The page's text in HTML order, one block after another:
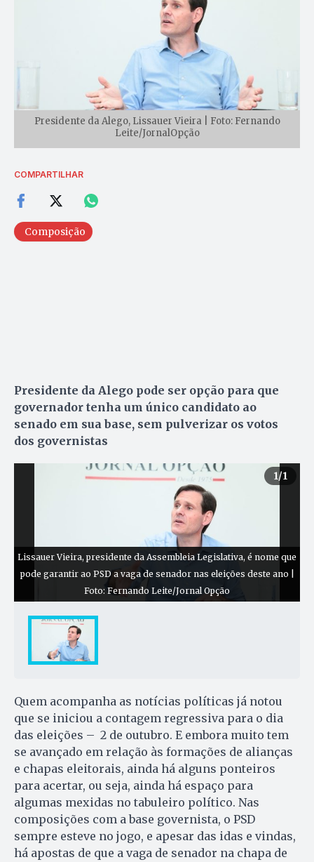
Presidente da Alego, Lissauer Vieira | Foto: Fernando
Leite/JornalOpção
COMPARTILHAR
Composição
Presidente da Alego pode ser opção para que
governador tenha um único candidato ao
senado em sua base, sem pulverizar os votos
dos governistas
1/1
Lissauer Vieira, presidente da Assembleia Legislativa, é nome que
pode garantir ao PSD a vaga de senador nas eleições deste ano |
Foto: Fernando Leite/Jornal Opção
Quem acompanha as notícias políticas já notou
que se iniciou a contagem regressiva para o dia
das eleições – 2 de outubro. E embora muito tem
se avançado em relação às formações de alianças
e chapas eleitorais, ainda há alguns ponteiros
para acertar, ou seja, ainda há espaço para
algumas mexidas no tabuleiro político. Nas
composições com a base governista, o PSD
sempre esteve no jogo, e apesar das idas e vindas,
há apostas de que a vaga de senador na chapa de